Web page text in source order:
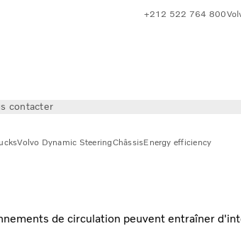
+212 522 764 800
contacter
Volvo Dynamic SteeringChâssisEnergy efficiency
de circulation peuvent entraîner